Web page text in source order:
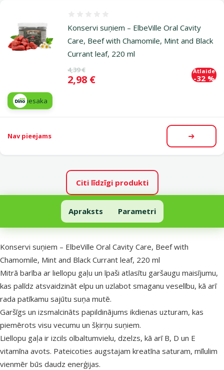
Konservi suņiem – ElbeVille Oral Cavity
Care, Beef with Chamomile, Mint and Black
Currant leaf, 220 ml
Oriģinālā cena
4,39 €
Cena
2,98 €
Atlaide
-32 %
iesaka
Nav pieejams Apskatīt
Citi līdzīgi produkti
Konservi suņiem – ElbeVille Oral Cavity Care, Beef with
Apraksts Parametri
Uz lapas sākumu
superzoo.product.detail.content
Konservi suņiem – ElbeVille Oral Cavity Care, Beef with
Chamomile, Mint and Black Currant leaf, 220 ml
Mitrā barība ar liellopu gaļu un īpaši atlasītu garšaugu maisījumu,
kas palīdz atsvaidzināt elpu un uzlabot smaganu veselību, kā arī
rada patīkamu sajūtu suņa mutē.
Garšīgs un izsmalcināts papildinājums ikdienas uzturam, kas
piemērots visu vecumu un šķirņu suņiem.
Liellopu gaļa ir izcils olbaltumvielu, dzelzs, kā arī B, D un E
vitamīna avots. Pateicoties augstajam kreatīna saturam, mīlulim
vienmēr būs daudz enerģijas.